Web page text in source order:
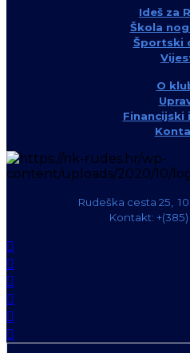
Ideš za
Škola
Športski
O
Financijski
Rudeška cesta 25,
Kontakt: